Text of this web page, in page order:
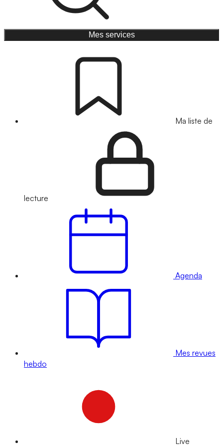
Mes services
Ma liste de
lecture
Agenda
Mes revues
hebdo
Live